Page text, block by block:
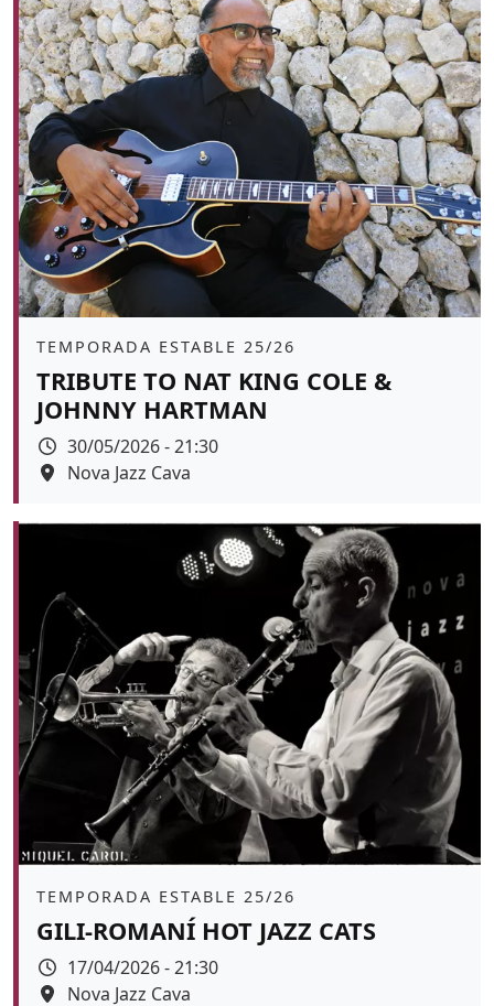
Àmbit
TEMPORADA ESTABLE 25/26
TRIBUTE TO NAT KING COLE &
JOHNNY HARTMAN
Data
30/05/2026 - 21:30
Espai
Nova Jazz Cava
Àmbit
TEMPORADA ESTABLE 25/26
GILI-ROMANÍ HOT JAZZ CATS
Data
17/04/2026 - 21:30
Espai
Nova Jazz Cava